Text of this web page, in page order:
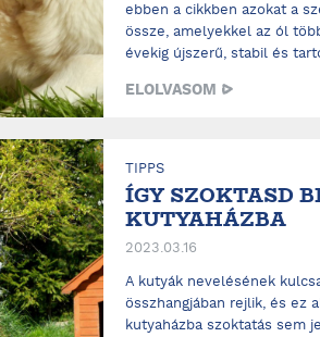
ebben a cikkben azokat a
össze, amelyekkel az ól
évekig újszerű, stabil és
ELOLVASOM
TIPPS
ÍGY SZOKTASD
KUTYAHÁZBA
2023.03.16
A kutyák nevelésének
összhangjában rejlik, és ez
kutyaházba szoktatás sem